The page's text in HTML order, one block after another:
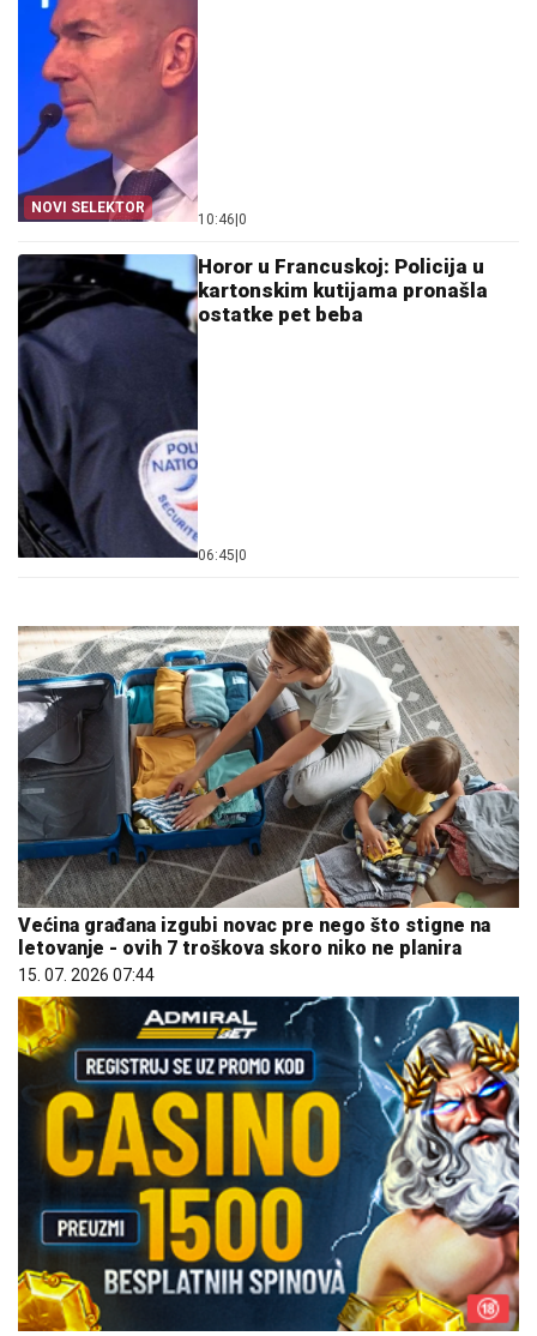
NOVI SELEKTOR
10:46 0
Horor u Francuskoj: Policija u
kartonskim kutijama pronašla
ostatke pet beba
06:45 0
Većina građana izgubi novac pre nego što stigne na
letovanje - ovih 7 troškova skoro niko ne planira
15. 07. 2026 07:44